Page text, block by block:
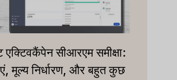
एक्टिवकैंपेन सीआरएम समीक्षा:
मूल्य निर्धारण, और बहुत कुछ